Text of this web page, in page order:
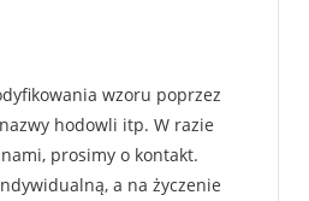
wzoru poprzez
hodowli itp. W razie
prosimy o kontakt.
a na życzenie